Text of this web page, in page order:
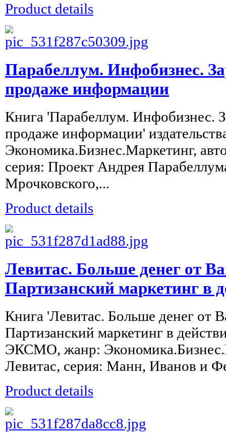
Product details
Парабеллум. Инфобизнес.
продаже информации
Книга 'Парабеллум. Инфобизнес.
продаже информации'
Экономика.Бизнес.Маркетинг,
серия: Проект Андрея
Мрочковского,...
Product details
Левитас. Больше денег от
Партизанский маркетинг в
Книга 'Левитас. Больше денег от
Партизанский маркетинг в
ЭКСМО, жанр:
Левитас, серия: Манн, Иванов и
Product details